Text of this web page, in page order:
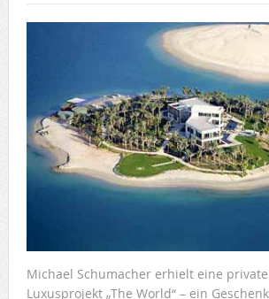
Michael Schumacher erhielt eine
Luxusprojekt „The World“ – ein